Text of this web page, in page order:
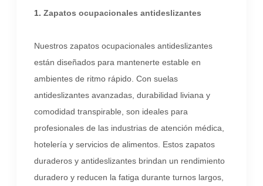
1. Zapatos ocupacionales antideslizantes
Nuestros zapatos ocupacionales antideslizantes
están diseñados para mantenerte estable en
ambientes de ritmo rápido. Con suelas
antideslizantes avanzadas, durabilidad liviana y
comodidad transpirable, son ideales para
profesionales de las industrias de atención médica,
hotelería y servicios de alimentos. Estos zapatos
duraderos y antideslizantes brindan un rendimiento
duradero y reducen la fatiga durante turnos largos,